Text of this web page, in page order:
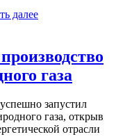
далее
газа
запустил
газа, открыв
отрасли